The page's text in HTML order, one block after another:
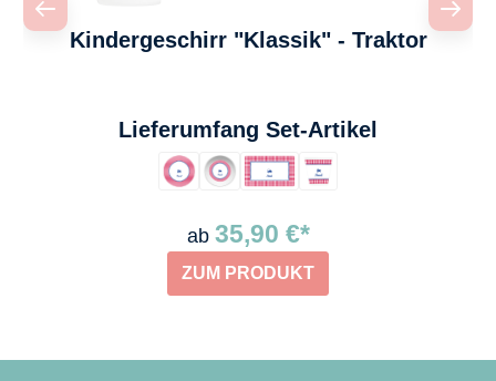
Kindergeschirr "Klassik" - Traktor
Lieferumfang Set-Artikel
ab 35,90 €*
ZUM PRODUKT